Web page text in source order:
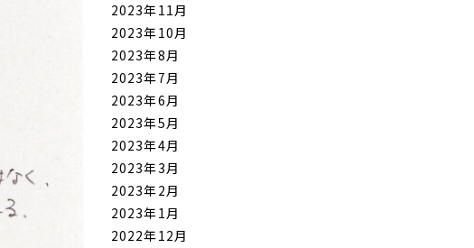
2023年11月
2023年10月
2023年8月
2023年7月
2023年6月
2023年5月
2023年4月
2023年3月
2023年2月
2023年1月
2022年12月